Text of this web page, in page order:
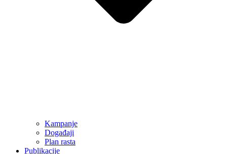
Kampanje
Događaji
Plan rasta
Publikacije